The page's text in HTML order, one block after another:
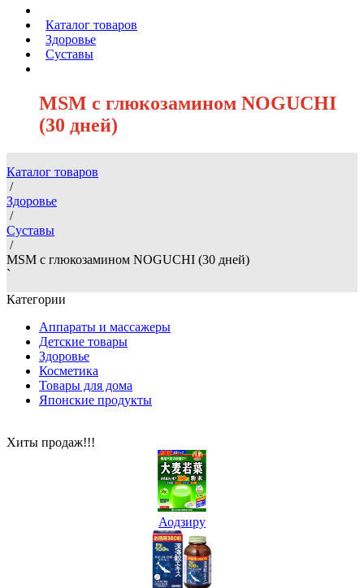
Каталог товаров
Здоровье
Суставы
MSM с глюкозамином NOGUCHI
(30 дней)
Каталог товаров
/
Здоровье
/
Суставы
/
MSM с глюкозамином NOGUCHI (30 дней)
`
Категории
Аппараты и массажеры
Детские товары
Здоровье
Косметика
Товары для дома
Японские продукты
Хиты продаж!!!
Аодзиру